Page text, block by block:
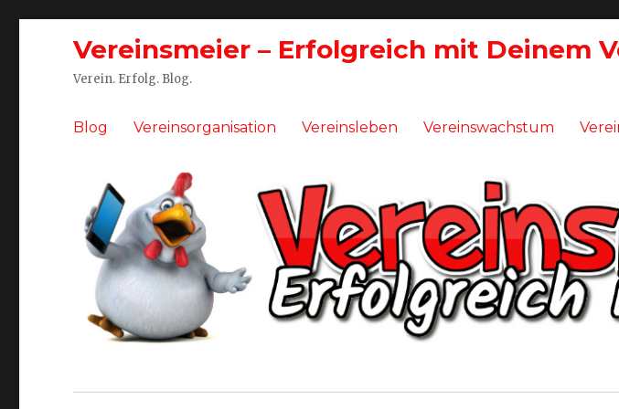
Vereinsmeier – Erfolgreich mit Deinem
Verein. Erfolg. Blog.
Blog Vereinsorganisation Vereinsleben Vereinswachstum